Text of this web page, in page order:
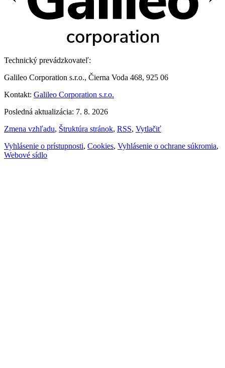
Technický prevádzkovateľ:
Galileo Corporation s.r.o., Čierna Voda 468, 925 06
Kontakt: Galileo Corporation s.r.o.
Posledná aktualizácia: 7. 8. 2026
Zmena vzhľadu, Štruktúra stránok, RSS, Vytlačiť
Vyhlásenie o prístupnosti, Cookies, Vyhlásenie o ochrane súkromia,
Webové sídlo